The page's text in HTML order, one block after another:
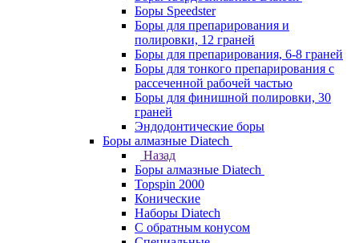
Боры Speedster
Боры для препарирования и
полировки, 12 граней
Боры для препарирования, 6-8 граней
Боры для тонкого препарирования с
рассеченной рабочей частью
Боры для финишной полировки, 30
граней
Эндодонтические боры
Боры алмазные Diatech
Назад
Боры алмазные Diatech
Topspin 2000
Конические
Наборы Diatech
С обратным конусом